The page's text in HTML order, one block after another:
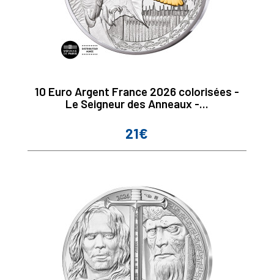
10 Euro Argent France 2026 colorisées -
Le Seigneur des Anneaux -...
Prix
21€